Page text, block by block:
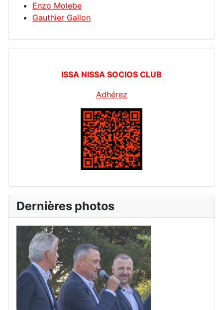
Enzo Molebe
Gauthier Gallon
ISSA NISSA SOCIOS CLUB
Adhérez
Dernières photos